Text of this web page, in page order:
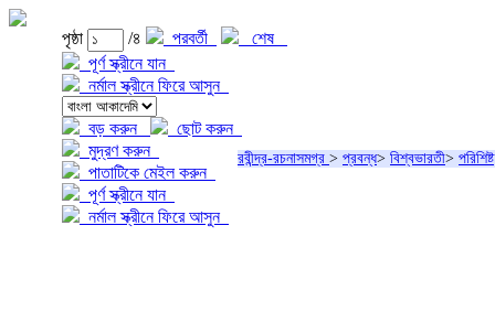
পৃষ্ঠা /৪ পরবর্তী
শেষ
পূর্ণ স্ক্রীনে যান
নর্মাল স্ক্রীনে ফিরে আসুন
বড় করুন
ছোট করুন
মুদ্রণ করুন
পাতাটিকে মেইল করুন
পূর্ণ স্ক্রীনে যান
নর্মাল স্ক্রীনে ফিরে আসুন
রবীন্দ্র-রচনাসমগ্র > প্রবন্ধ> বিশ্বভারতী> পরিশিষ্ট